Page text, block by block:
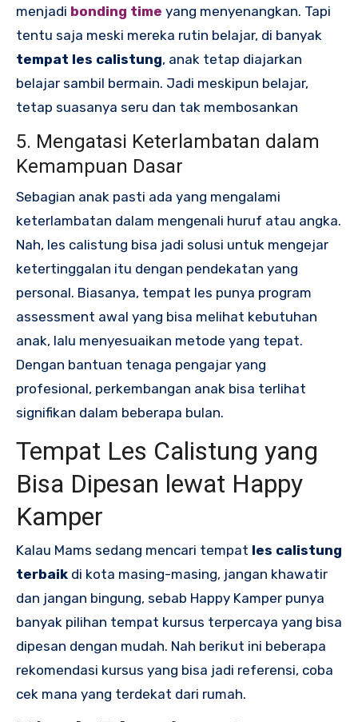
menjadi bonding time yang menyenangkan. Tapi
tentu saja meski mereka rutin belajar, di banyak
tempat les calistung, anak tetap diajarkan
belajar sambil bermain. Jadi meskipun belajar,
tetap suasanya seru dan tak membosankan
5. Mengatasi Keterlambatan dalam
Kemampuan Dasar
Sebagian anak pasti ada yang mengalami
keterlambatan dalam mengenali huruf atau angka.
Nah, les calistung bisa jadi solusi untuk mengejar
ketertinggalan itu dengan pendekatan yang
personal. Biasanya, tempat les punya program
assessment awal yang bisa melihat kebutuhan
anak, lalu menyesuaikan metode yang tepat.
Dengan bantuan tenaga pengajar yang
profesional, perkembangan anak bisa terlihat
signifikan dalam beberapa bulan.
Tempat Les Calistung yang
Bisa Dipesan lewat Happy
Kamper
Kalau Mams sedang mencari tempat les calistung
terbaik di kota masing-masing, jangan khawatir
dan jangan bingung, sebab Happy Kamper punya
banyak pilihan tempat kursus terpercaya yang bisa
dipesan dengan mudah. Nah berikut ini beberapa
rekomendasi kursus yang bisa jadi referensi, coba
cek mana yang terdekat dari rumah.